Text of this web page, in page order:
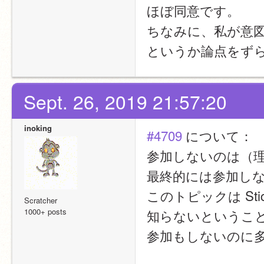
ほぼ同意です。
ちなみに、私が意
というか論点をず
Sept. 26, 2019 21:57:20
inoking
Scratcher
1000+ posts
#4709 について：
参加しないのは（
最終的には参加し
このトピックは
知らないというこ
参加もしないのに